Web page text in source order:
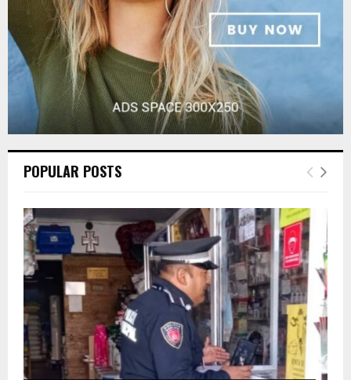
POPULAR POSTS